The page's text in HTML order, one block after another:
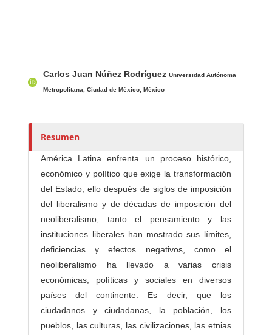
u
r
s
Carlos Juan Núñez RodríguezUniversidad Autónoma
Metropolitana, Ciudad de México, México
Resumen
América Latina enfrenta un proceso histórico,
económico y político que exige la transformación
del Estado, ello después de siglos de imposición
del liberalismo y de décadas de imposición del
neoliberalismo; tanto el pensamiento y las
instituciones liberales han mostrado sus límites,
deficiencias y efectos negativos, como el
neoliberalismo ha llevado a varias crisis
económicas, políticas y sociales en diversos
países del continente. Es decir, que los
ciudadanos y ciudadanas, la población, los
pueblos, las culturas, las civilizaciones, las etnias